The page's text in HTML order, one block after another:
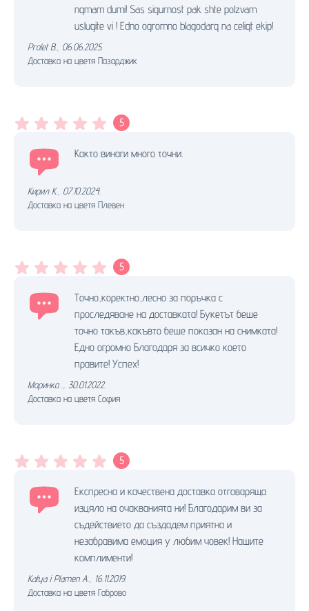
nqmam dumi! Sas sigurnost pak shte polzvam
uslugite vi ! Edno ogromno blagodarq na celiqt ekip!
Prolet B.
06.06.2025.
Доставка на цветя Пазарджик
5
Както винаги много точни.
Кирил К. 07.10.2024.
Доставка на цветя Плевен
5
Точно,коректно,лесно за поръчка с
проследяване на доставката! Букетът беше
точно такъв,какъвто беше показан на снимката!
Едно огромно Благодаря за всичко което
правите! Успех!
Маринка .
30.01.2022.
Доставка на цветя София
5
Експресна и качествена доставка отговаряща
изцяло на очакванията ни! Благодарим ви за
съдействието да създадем приятна и
незабравима емоция у любим човек! Нашите
комплименти!
Katya i Plamen A.
16.11.2019.
Доставка на цветя Габрово